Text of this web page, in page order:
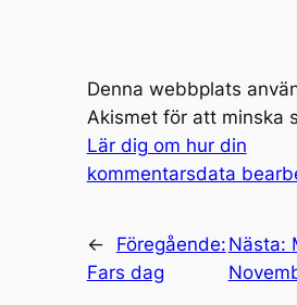
Denna webbplats
Akismet för att minska
Lär dig om hur din
kommentarsdata
←
Föregående:
Fars dag
Nästa: